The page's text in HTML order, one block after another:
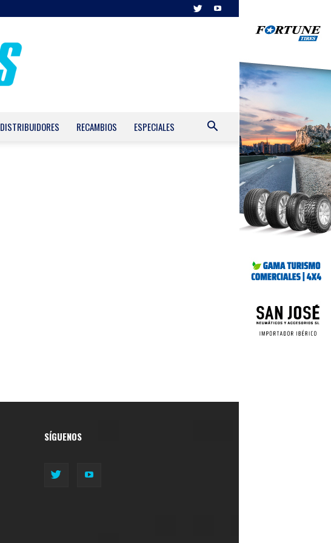
DISTRIBUIDORES RECAMBIOS ESPECIALES
SÍGUENOS